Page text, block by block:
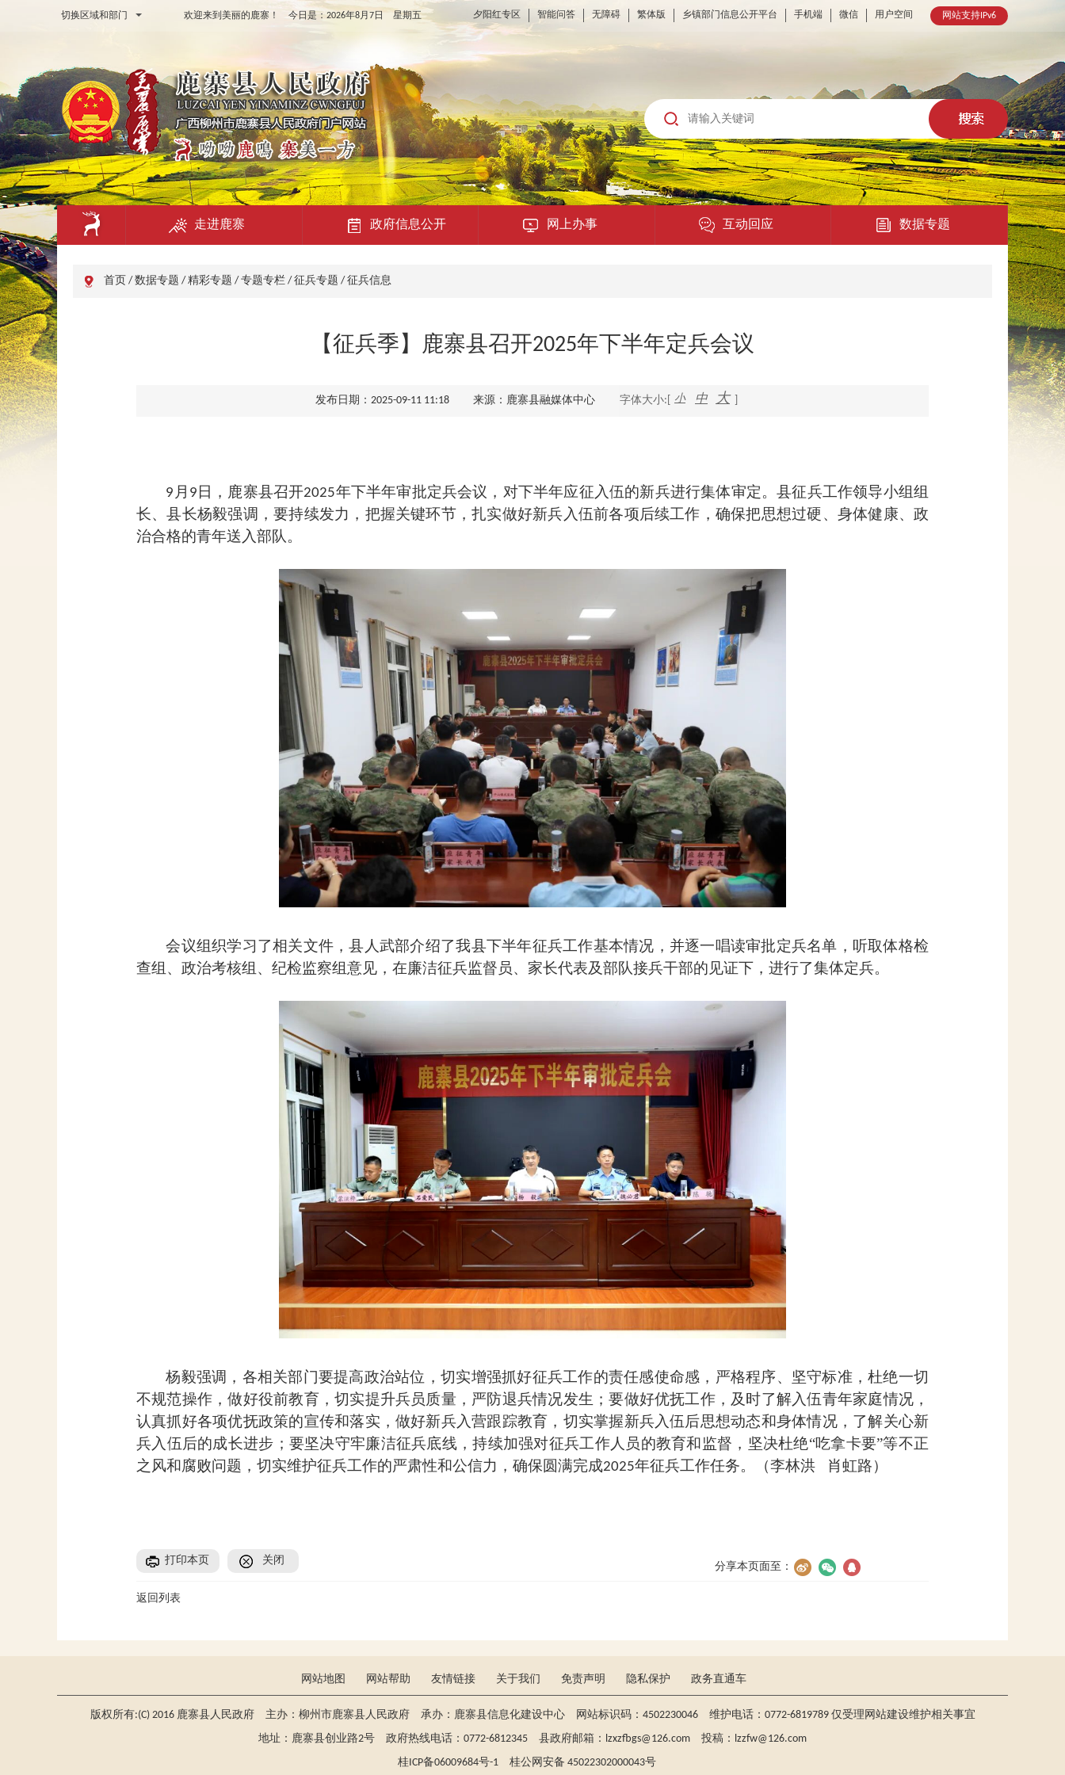
切换区域和部门 网站支持IPv6
夕阳红专区 智能问答 无障碍 繁体版 乡镇部门信息公开平台 手机端 微信 用户空间
欢迎来到美丽的鹿寨！ 今日是： 2026年8月7日 星期五
走进鹿寨 政府信息公开 网上办事
便民提示
互动回应
在线访谈
数据专题
首页 / 数据专题 / 精彩专题 / 专题专栏 / 征兵专题 / 征兵信息
【征兵季】鹿寨县召开2025年下半年定兵会议
发布日期：2025-09-11 11:18 来源：鹿寨县融媒体中心 字体大小:[ 小 中 大
9 月 9 日，鹿寨县召开2025年下半年审批定兵会议，对下半年应征入伍的新兵进行集体审定。县征兵工作领导小组组
长、县长杨毅强调，要持续发力，把握关键环节，扎实做好新兵入伍前各项后续工作，确保把思想过硬、身体健康、政
治合格的青年送入部队。
会议组织学习了相关文件，县人武部介绍了我县下半年征兵工作基本情况，并逐一唱读审批定兵名单，听取体格检
查组、政治考核组、纪检监察组意见，在廉洁征兵监督员、家长代表及部队接兵干部的见证下，进行了集体定兵。
杨毅强调，各相关部门要提高政治站位，切实增强抓好征兵工作的责任感使命感，严格程序、坚守标准，杜绝一切
不规范操作，做好役前教育，切实提升兵员质量，严防退兵情况发生；要做好优抚工作，及时了解入伍青年家庭情况，
认真抓好各项优抚政策的宣传和落实，做好新兵入营跟踪教育，切实掌握新兵入伍后思想动态和身体情况，了解关心新
兵入伍后的成长进步；要坚决守牢廉洁征兵底线，持续加强对征兵工作人员的教育和监督，坚决杜绝“吃拿卡要”等不正
之风和腐败问题，切实维护征兵工作的严肃性和公信力，确保圆满完成2025年征兵工作任务。（李林洪 肖虹路）
打印本页 关闭
分享本页面至：
返回列表
网站地图 网站帮助 友情链接 关于我们 免责声明 隐私保护 政务直通车
版权所有:(C) 2016 鹿寨县人民政府 主办：柳州市鹿寨县人民政府 承办：鹿寨县信息化建设中心 网站标识码：4502230046 维护电话：0772-6819789 仅受理网站建设维护相关事宜
地址：鹿寨县创业路2号 政府热线电话：0772-6812345 县政府邮箱：lzxzfbgs@126.com 投稿：lzzfw@126.com
桂ICP备06009684号-1
桂公网安备 45022302000043号